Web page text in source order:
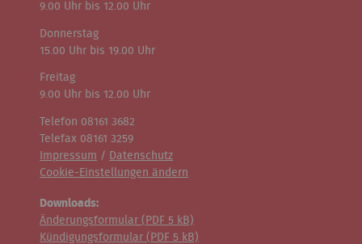
9.00 Uhr bis 12.00 Uhr
Donnerstag
15.00 Uhr bis 19.00 Uhr
Freitag
9.00 Uhr bis 12.00 Uhr
Telefon 08161 3682
Telefax 08161 3259
Impressum /
Datenschutz
Cookie-Einstellungen ändern
Downloads:
Änderungsformular ( PDF 5 kB)
Kündigungsformular ( PDF 5 kB)